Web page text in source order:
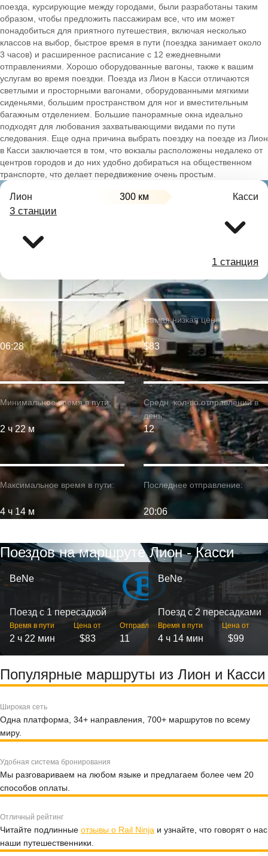
поезда, курсирующие между городами, были разработаны таким
образом, чтобы предложить пассажирам все, что им может
понадобиться для приятного путешествия, включая несколько
классов на выбор, быстрое время в пути (поездка занимает около
3 часов) и расширенное расписание с 12 ежедневными
отправлениями. Хорошо оборудованные вагоны, также к вашим
услугам во время поездки. Поезда из Лион в Касси отличаются
светлыми и просторными вагонами, оборудованными мягкими
сиденьями, большим пространством для ног и вместительным
багажным отделением. Большие панорамные окна идеально
подходят для любования захватывающими видами по пути
следования. Еще одна причина выбрать поездку на поезде из Лион
в Касси заключается в том, что вокзалы расположены недалеко от
центров городов и до них удобно добираться на общественном
транспорте, что делает передвижение очень простым.
Лион 300 км Касси
3 станции
1 станция
Минимальное время в пути:
2 ч 22 м
Первое отправление:
06:28
Максимальное время в пути:
4 ч 14 м
Самая низкая цена:
$83
Средн. кол-во отправлений в
день:
12
Последнее отправление:
20:06
Поездов на маршруте Лион - Касси
BeNe
Поезд с 1 пересадкой
Время в пути
2 ч 22 мин
Цена от
$83
Отправлений
11
BeNe
Поезд с 2 пересадками
Время в пути
4 ч 14 мин
Цена от
$99
Популярные маршруты из Лион и Касси
Широкая сеть
Одна платформа, 34+ направления, 700+ маршрутов по всему
миру.
Удобная система бронирования
Мы разговариваем на любом языке и предлагаем более чем 20
способов оплаты.
Отличный рейтинг
Читайте подлинные отзывы о Rail Ninja и узнайте, что говорят о нас
наши путешественники.